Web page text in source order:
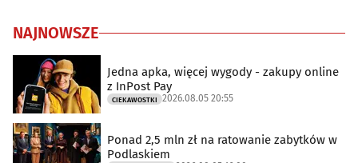
NAJNOWSZE
Jedna apka, więcej wygody - zakupy online
z InPost Pay
CIEKAWOSTKI 2026.08.05 20:55
Ponad 2,5 mln zł na ratowanie zabytków w
Podlaskiem